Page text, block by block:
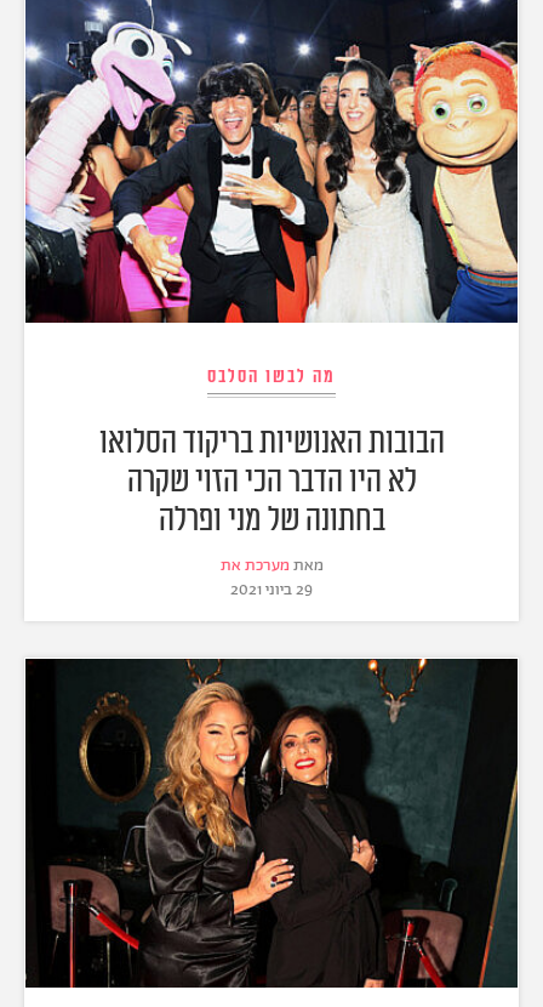
מה לבשו הסלבס
הבובות האנושיות בריקוד הסלואו
לא היו הדבר הכי הזוי שקרה
בחתונה של מני ופרלה
מאת מערכת את
29 ביוני 2021